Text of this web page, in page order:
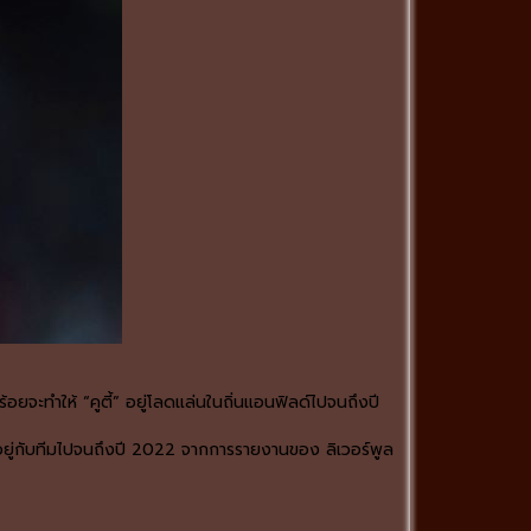
จะทำให้ “คูตี้” อยู่โลดแล่นในถิ่นแอนฟิลด์ไปจนถึงปี
บทีมไปจนถึงปี 2022 จากการรายงานของ ลิเวอร์พูล